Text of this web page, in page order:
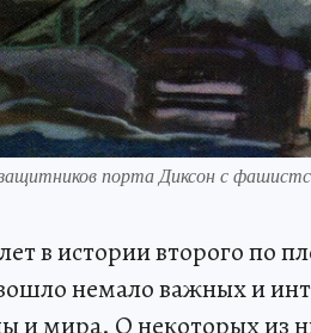
порта Диксон с
в истории второго по
немало важных и
и мира. О некоторых из